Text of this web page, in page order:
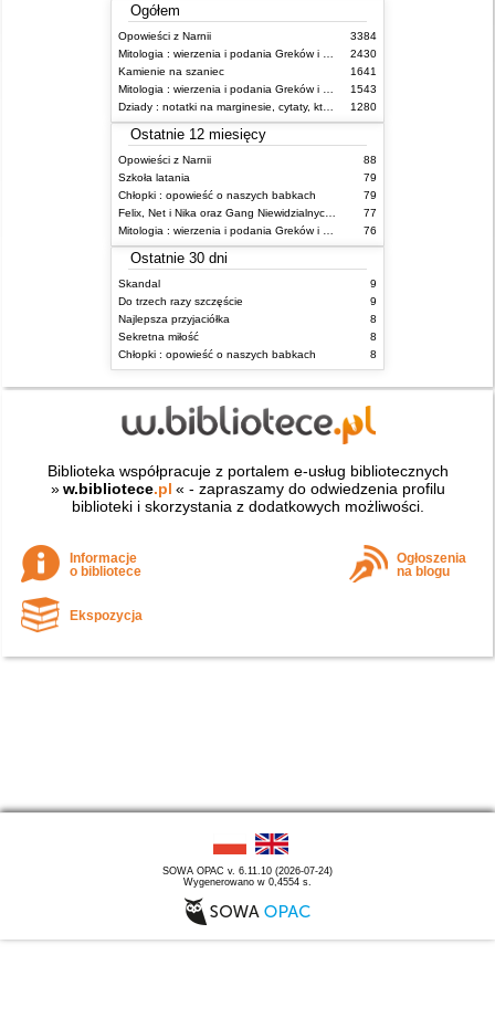
Ogółem
Opowieści z Narnii
3384
2430
Kamienie na szaniec
1641
1543
1280
Ostatnie 12 miesięcy
Opowieści z Narnii
88
Szkoła latania
79
Chłopki : opowieść o naszych babkach
79
77
76
Ostatnie 30 dni
Skandal
9
Do trzech razy szczęście
9
Najlepsza przyjaciółka
8
Sekretna miłość
8
Chłopki : opowieść o naszych babkach
8
Biblioteka współpracuje z portalem e-usług bibliotecznych
» w.bibliotece.pl « - zapraszamy do odwiedzenia profilu
biblioteki i skorzystania z dodatkowych możliwości.
Informacje
o bibliotece
Ogłoszenia
na blogu
Ekspozycja
SOWA OPAC v. 6.11.10 (2026-07-24)
Wygenerowano w 0,4554 s.